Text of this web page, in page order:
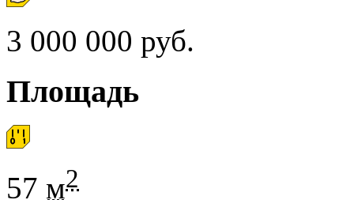
3 000 000 руб.
Площадь
57 м2